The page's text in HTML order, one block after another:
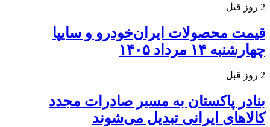
2 روز قبل
قیمت محصولات ایران‌خودرو و سایپا
چهارشنبه ۱۴ مرداد ۱۴۰۵
2 روز قبل
بنادر پاکستان به مسیر صادرات مجدد
کالاهای ایرانی تبدیل می‌شوند